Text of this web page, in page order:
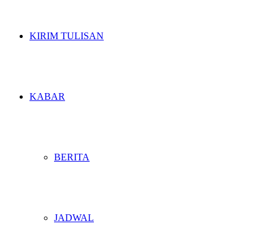
KIRIM TULISAN
KABAR
BERITA
JADWAL